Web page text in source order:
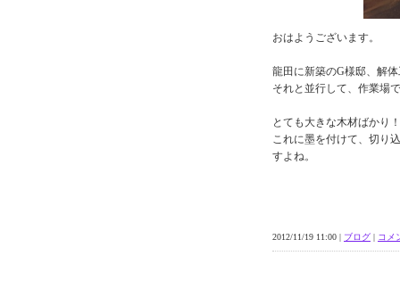
おはようございます。
龍田に新築のG様邸、解
それと並行して、作業場
とても大きな木材ばかり！
これに墨を付けて、切
すよね。
2012/11/19 11:00 | ブログ | コメ